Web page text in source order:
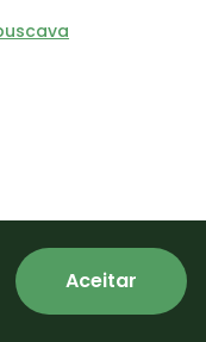
Aceitar